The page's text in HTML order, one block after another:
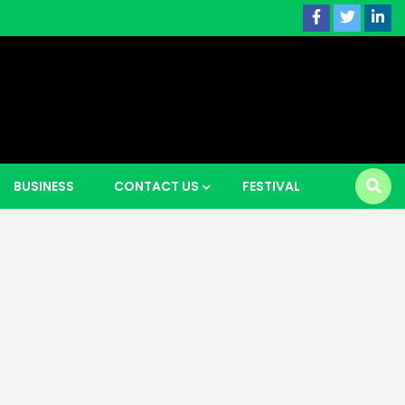
|
BUSINESS CONTACT US FESTIVAL